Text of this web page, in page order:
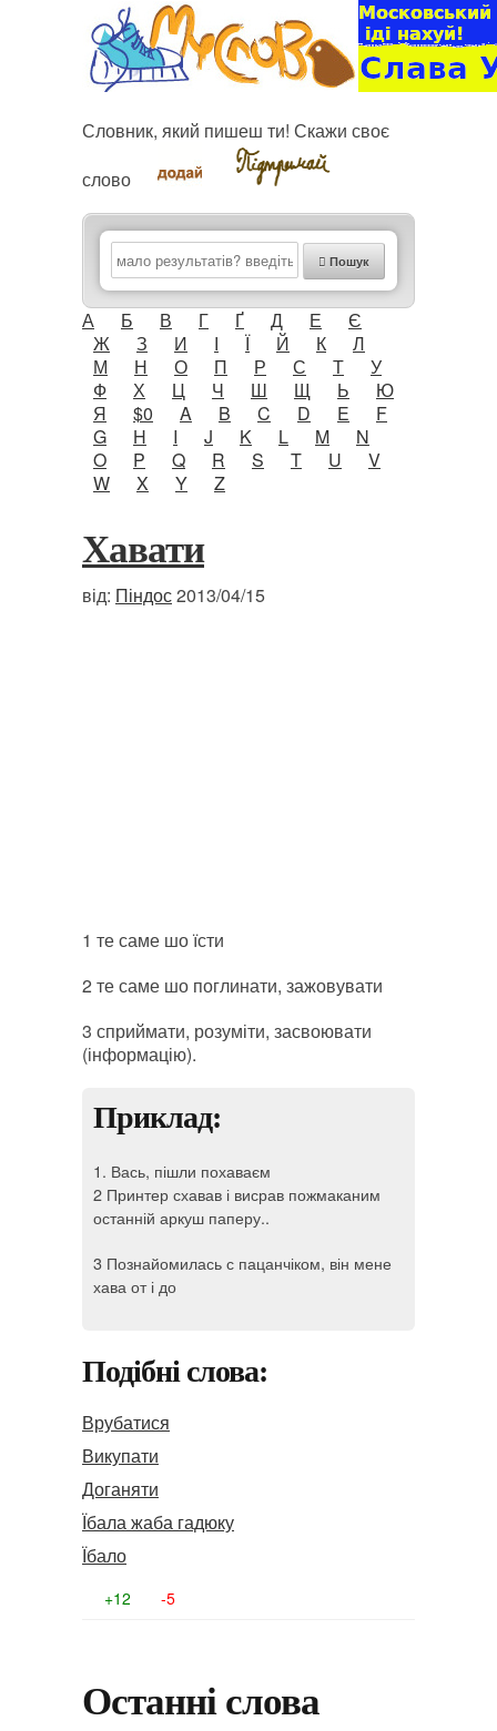
Словник, який пишеш ти! Скажи своє
слово
Пошук
А Б В Г Ґ Д Е
Є
Ж
З И І Ї Й К
Л
М
Н О П Р С Т
У
Ф
Х Ц Ч Ш Щ Ь
Ю
Я
$0 A B C D E
F
G
H I J K L M
N
O
P Q R S T U
V
W
X Y Z
Хавати
від: Піндос2013/04/15
1 те саме шо їсти
2 те саме шо поглинати, зажовувати
3 сприймати, розуміти, засвоювати
(інформацію).
Приклад:
1. Вась, пішли похаваєм
2 Принтер схавав і висрав пожмаканим
останній аркуш паперу..
3 Познайомилась с пацанчіком, він мене
хава от і до
Подібні слова:
Врубатися
Викупати
Доганяти
Їбала жаба гадюку
Їбало
+12 -5
Останні слова